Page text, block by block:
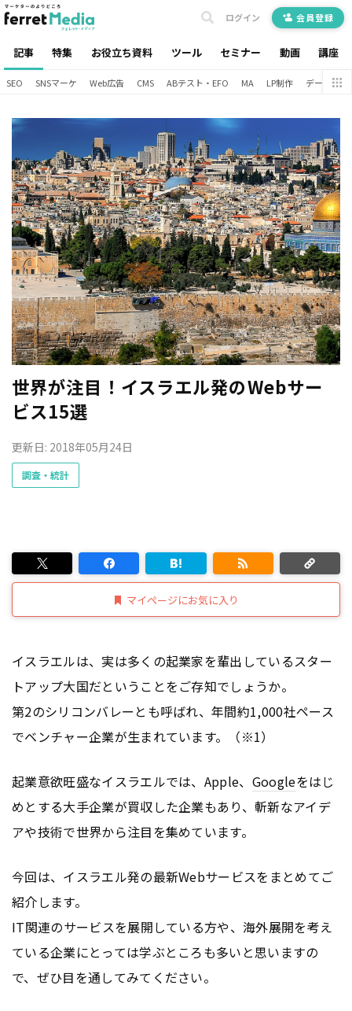
記事 特集 お役立ち資料 ツール セミナー 動画 講座
ログイン 会員登録
SEO SNSマーケ Web広告 CMS ABテスト・EFO MA LP制作 データ分析
世界が注目！イスラエル発のWebサー
ビス15選
更新日: 2018年05月24日
調査・統計
マイページにお気に入り
イスラエルは、実は多くの起業家を輩出しているスター
トアップ大国だということをご存知でしょうか。
第2のシリコンバレーとも呼ばれ、年間約1,000社ペース
でベンチャー企業が生まれています。（※1）
起業意欲旺盛なイスラエルでは、Apple、 Googleをはじ
めとする大手企業が買収した企業もあり、斬新なアイデ
アや技術で世界から注目を集めています。
今回は、イスラエル発の最新Webサービスをまとめてご
紹介します。
IT関連のサービスを展開している方や、海外展開を考え
ている企業にとっては学ぶところも多いと思いますの
で、ぜひ目を通してみてください。